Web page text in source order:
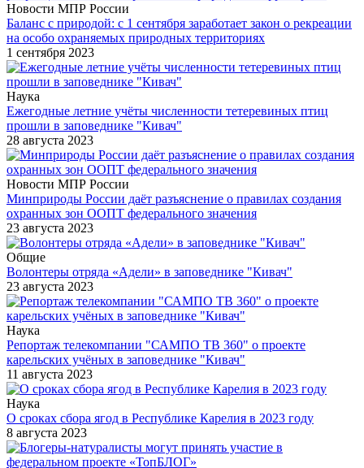
Новости МПР России
Баланс с природой: с 1 сентября заработает закон о рекреации
на особо охраняемых природных территориях
1 сентября 2023
Наука
Ежегодные летние учёты численности тетеревиных птиц
прошли в заповеднике "Кивач"
28 августа 2023
Новости МПР России
Минприроды России даёт разъяснение о правилах создания
охранных зон ООПТ федерального значения
23 августа 2023
Общие
Волонтеры отряда «Адели» в заповеднике "Кивач"
23 августа 2023
Наука
Репортаж телекомпании "САМПО ТВ 360" о проекте
карельских учёных в заповеднике "Кивач"
11 августа 2023
Наука
О сроках сбора ягод в Республике Карелия в 2023 году
8 августа 2023